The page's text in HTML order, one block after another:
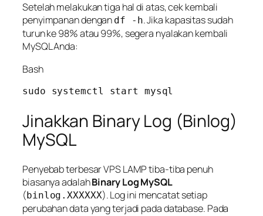
Setelah melakukan tiga hal di atas, cek kembali
penyimpanan dengan df -h. Jika kapasitas sudah
turun ke 98% atau 99%, segera nyalakan kembali
MySQL Anda:
Bash
Jinakkan Binary Log (Binlog)
MySQL
Penyebab terbesar VPS LAMP tiba-tiba penuh
biasanya adalahBinary Log MySQL
( binlog.XXXXXX). Log ini mencatatsetiap
perubahan datayang terjadi pada database. Pada